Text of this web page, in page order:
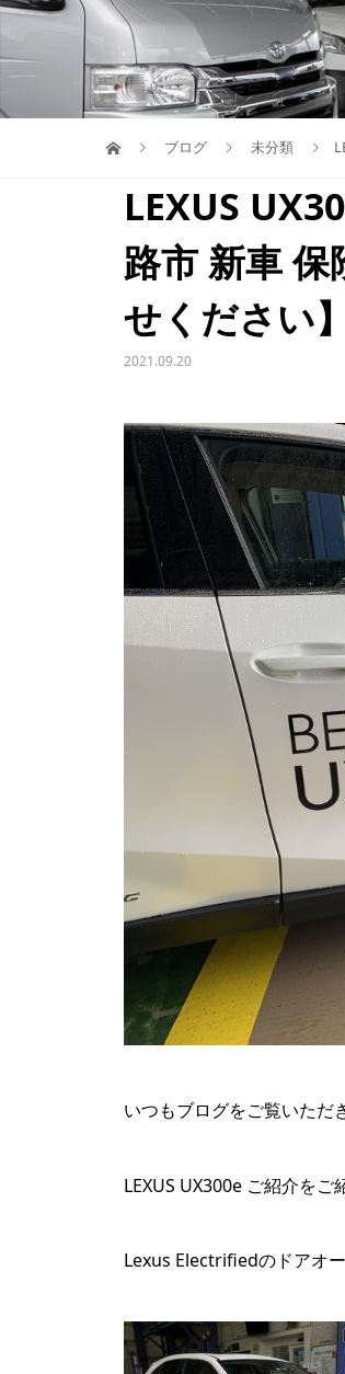
ブログ 未分類
LEXUS
路市 新車
せください】
2021.09.20
いつもブログをご覧いただ
LEXUS UX300e ご紹介をご
Lexus Electrifiedのドアオ